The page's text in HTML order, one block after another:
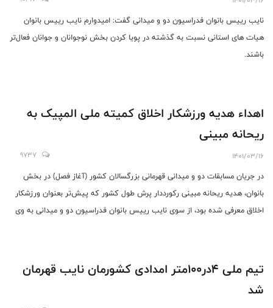
نایب رییس بانوان فدراسیون دو و میدانی گفت: امیدوارم نایب رییس بانوان
هیات های استانی نسبت به گذشته در پویا کردن بخش نوجوانان و جوانان فعال‌تر
باشند.
اهداء هدیه ورزشکار اخلاق کمیته ملی المپیک به
ریحانه مبینی
1401/03/16
9737
در جریان مسابقات دو و میدانی قهرمانی بزرگسالان کشور (آغاز فصل) در بخش
بانوان، هدیه ریحانه مبینی رکورددار پرش طول کشور که پیش‌تر بعنوان ورزشکار
اخلاق معرفی شده بود، از سوی نایب رییس بانوان فدراسیون دو و میدانی به وی
تیم ملی ۴در۱۰۰متر امدادی کشورمان نایب قهرمان
شد